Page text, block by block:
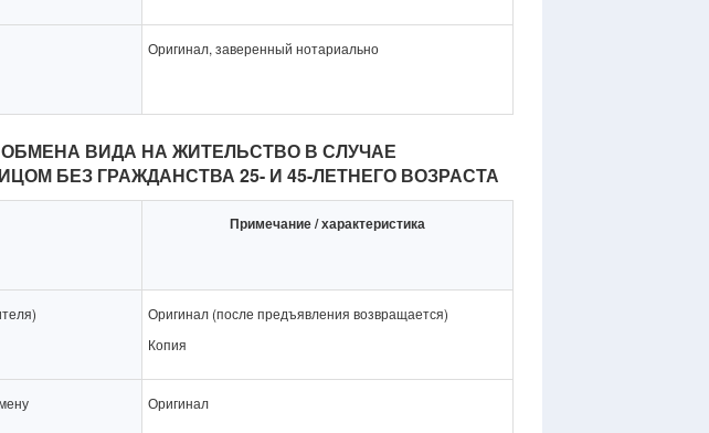
Оригинал, заверенный нотариально
ВИДА НА ЖИТЕЛЬСТВО В СЛУЧАЕ
БЕЗ ГРАЖДАНСТВА 25- И 45-ЛЕТНЕГО ВОЗРАСТА
Примечание / характеристика
Оригинал (после предъявления возвращается)
Копия
Оригинал